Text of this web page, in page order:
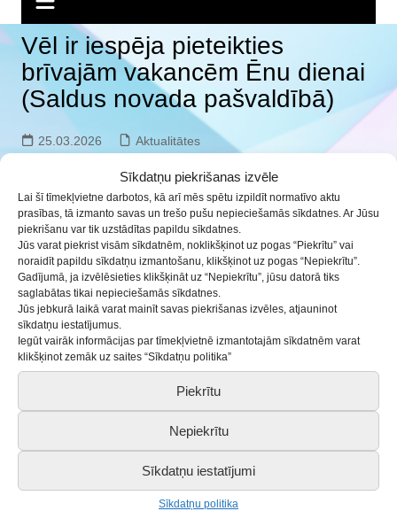
Sīkdatņu piekrišanas izvēle
Lai šī tīmekļvietne darbotos, kā arī mēs spētu izpildīt normatīvo aktu
prasības, tā izmanto savas un trešo pušu nepieciešamās sīkdatnes. Ar Jūsu
piekrišanu var tik uzstādītas papildu sīkdatnes.
Jūs varat piekrist visām sīkdatnēm, noklikšķinot uz pogas “Piekrītu” vai
noraidīt papildu sīkdatņu izmantošanu, klikšķinot uz pogas “Nepiekrītu”.
Gadījumā, ja izvēlēsieties klikšķināt uz “Nepiekrītu”, jūsu datorā tiks
saglabātas tikai nepieciešamās sīkdatnes.
Jūs jebkurā laikā varat mainīt savas piekrišanas izvēles, atjauninot
sīkdatņu iestatījumus.
Iegūt vairāk informācijas par tīmekļvietnē izmantotajām sīkdatnēm varat
klikšķinot zemāk uz saites “Sīkdatņu politika”
Piekrītu
Nepiekrītu
Sīkdatņu iestatījumi
Sīkdatņu politika
Vēl ir iespēja pieteikties
brīvajām vakancēm Ēnu dienai
(Saldus novada pašvaldībā)
25.03.2026 Aktualitātes
Vēl ir brīvas vakances Ēnu dienai Saldus novadā:
pašvaldības izpilddirektora vietnieks
Brocēnos (1 vieta);
telpiskās attīstības plānotājs (1 vieta);
sociālais darbinieks (9 vietas);
tūrisma informācijas konsultants (2 vietas);
pašvaldības izpilddirektors (2 vietas);
personāla un lietvedības vadītājs (3 vietas);
klientu apkalpošanas speciālists Brocēnos (1
vieta);